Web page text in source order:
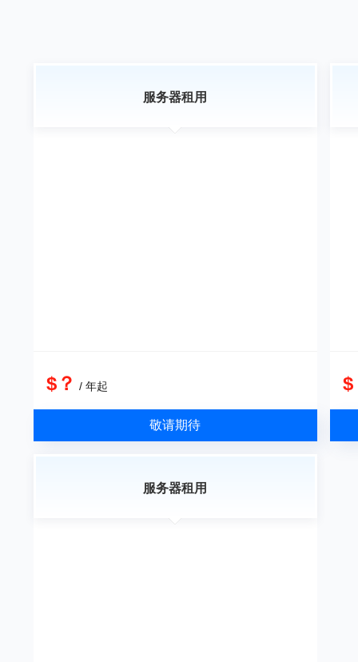
服务器租用
$？ / 年起
敬请期待
$
服务器租用